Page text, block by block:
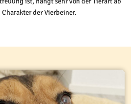
der Vierbeiner.